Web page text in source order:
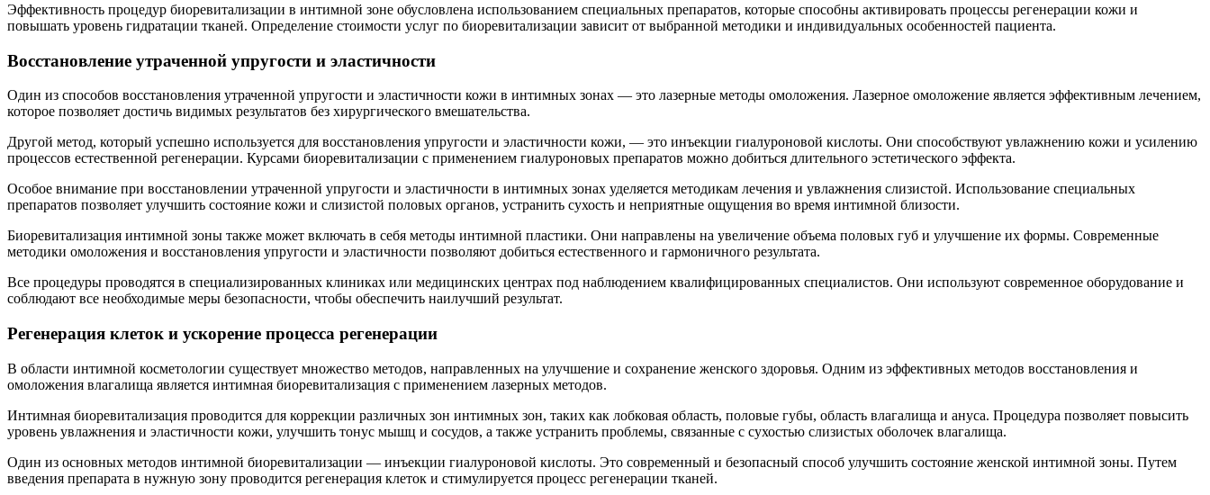
Эффективность процедур биоревитализации в интимной зоне обусловлена использованием специальных препаратов, которые способны активировать процессы регенерации кожи и
повышать уровень гидратации тканей. Определение стоимости услуг по биоревитализации зависит от выбранной методики и индивидуальных особенностей пациента.
Восстановление утраченной упругости и эластичности
Один из способов восстановления утраченной упругости и эластичности кожи в интимных зонах — это лазерные методы омоложения. Лазерное омоложение является эффективным лечением,
которое позволяет достичь видимых результатов без хирургического вмешательства.
Другой метод, который успешно используется для восстановления упругости и эластичности кожи, — это инъекции гиалуроновой кислоты. Они способствуют увлажнению кожи и усилению
процессов естественной регенерации. Курсами биоревитализации с применением гиалуроновых препаратов можно добиться длительного эстетического эффекта.
Особое внимание при восстановлении утраченной упругости и эластичности в интимных зонах уделяется методикам лечения и увлажнения слизистой. Использование специальных
препаратов позволяет улучшить состояние кожи и слизистой половых органов, устранить сухость и неприятные ощущения во время интимной близости.
Биоревитализация интимной зоны также может включать в себя методы интимной пластики. Они направлены на увеличение объема половых губ и улучшение их формы. Современные
методики омоложения и восстановления упругости и эластичности позволяют добиться естественного и гармоничного результата.
Все процедуры проводятся в специализированных клиниках или медицинских центрах под наблюдением квалифицированных специалистов. Они используют современное оборудование и
соблюдают все необходимые меры безопасности, чтобы обеспечить наилучший результат.
Регенерация клеток и ускорение процесса регенерации
В области интимной косметологии существует множество методов, направленных на улучшение и сохранение женского здоровья. Одним из эффективных методов восстановления и
омоложения влагалища является интимная биоревитализация с применением лазерных методов.
Интимная биоревитализация проводится для коррекции различных зон интимных зон, таких как лобковая область, половые губы, область влагалища и ануса. Процедура позволяет повысить
уровень увлажнения и эластичности кожи, улучшить тонус мышц и сосудов, а также устранить проблемы, связанные с сухостью слизистых оболочек влагалища.
Один из основных методов интимной биоревитализации — инъекции гиалуроновой кислоты. Это современный и безопасный способ улучшить состояние женской интимной зоны. Путем
введения препарата в нужную зону проводится регенерация клеток и стимулируется процесс регенерации тканей.